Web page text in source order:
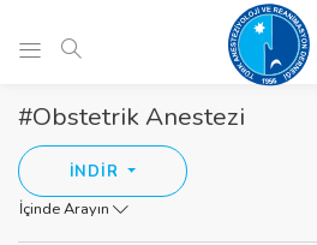
#Obstetrik Anestezi
İNDİR
İçinde Arayın